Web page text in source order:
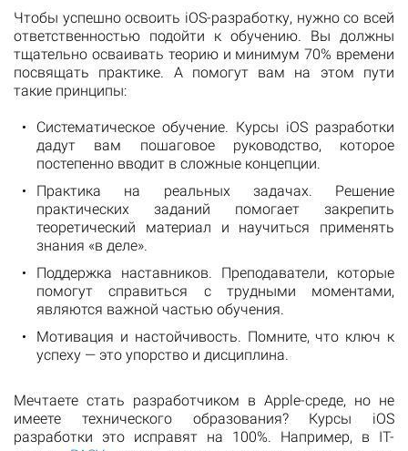
Чтобы успешно освоить iOS-разработку, нужно со всей
ответственностью подойти к обучению. Вы должны
тщательно осваивать теорию и минимум 70% времени
посвящать практике. А помогут вам на этом пути
такие принципы:
Систематическое обучение. Курсы iOS разработки
дадут вам пошаговое руководство, которое
постепенно вводит в сложные концепции.
Практика на реальных задачах. Решение
практических заданий помогает закрепить
теоретический материал и научиться применять
знания «в деле».
Поддержка наставников. Преподаватели, которые
помогут справиться с трудными моментами,
являются важной частью обучения.
Мотивация и настойчивость. Помните, что ключ к
успеху — это упорство и дисциплина.
Мечтаете стать разработчиком в Apple-среде, но не
имеете технического образования? Курсы iOS
разработки это исправят на 100%. Например, в IT-